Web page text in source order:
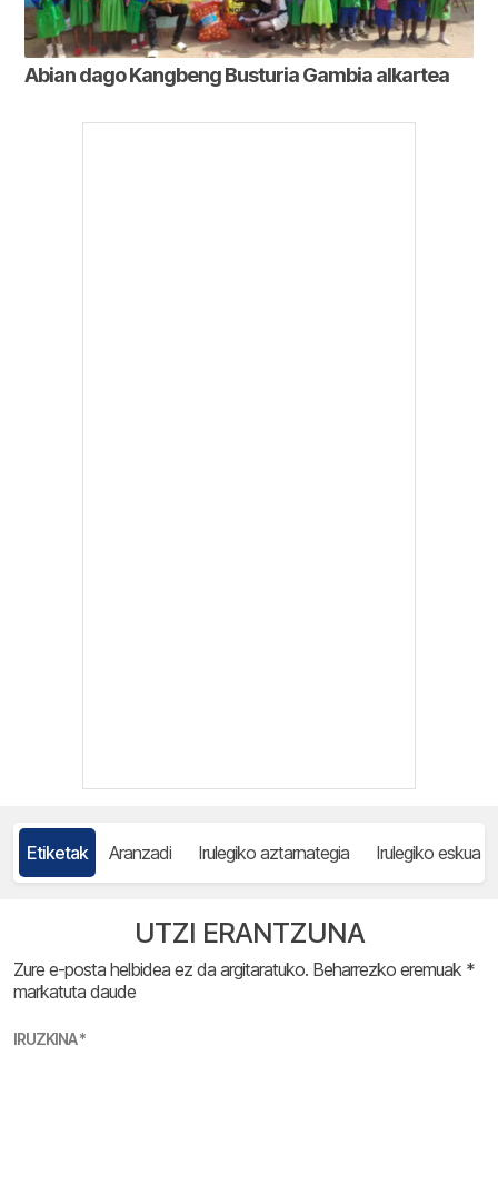
Abian dago Kangbeng Busturia Gambia alkartea
Etiketak Aranzadi Irulegiko aztarnategia Irulegiko eskua
UTZI ERANTZUNA
Zure e-posta helbidea ez da argitaratuko. Beharrezko eremuak *
markatuta daude
IRUZKINA*